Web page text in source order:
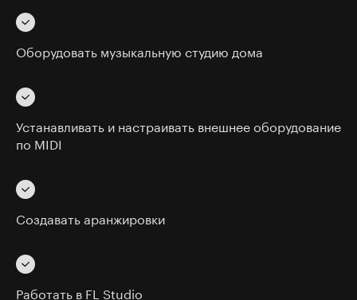
Оборудовать музыкальную студию дома
Устанавливать и настраивать внешнее оборудование
по MIDI
Создавать аранжировки
Работать в FL Studio